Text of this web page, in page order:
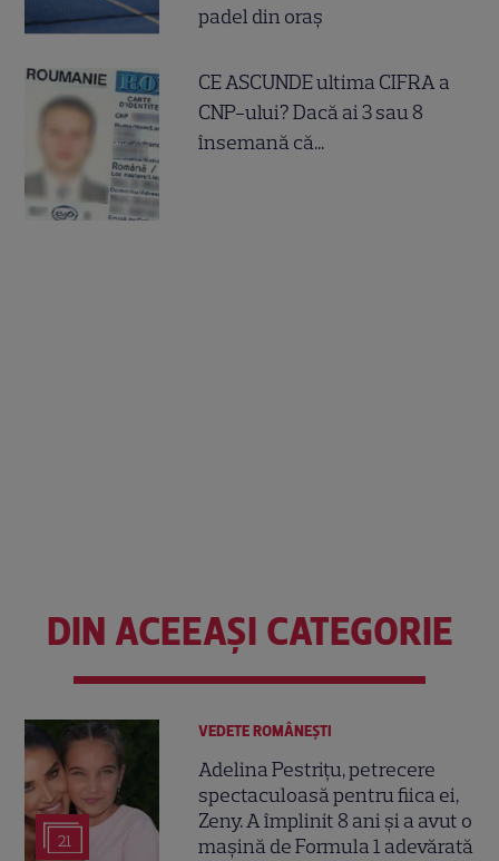
padel din oraș
CE ASCUNDE ultima CIFRA a
CNP-ului? Dacă ai 3 sau 8
însemană că...
DIN ACEEAȘI CATEGORIE
21
VEDETE ROMÂNEŞTI
Adelina Pestrițu, petrecere
spectaculoasă pentru fiica ei,
Zeny. A împlinit 8 ani și a avut o
mașină de Formula 1 adevărată